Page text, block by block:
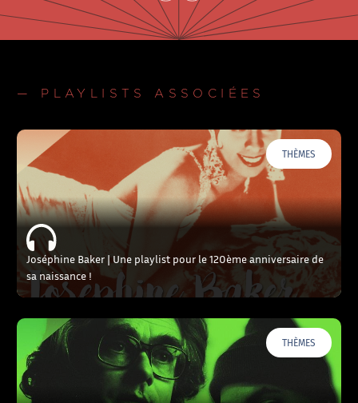
— PLAYLISTS ASSOCIÉES
THÈMES
Joséphine Baker | Une playlist pour le 120ème anniversaire de
sa naissance !
THÈMES